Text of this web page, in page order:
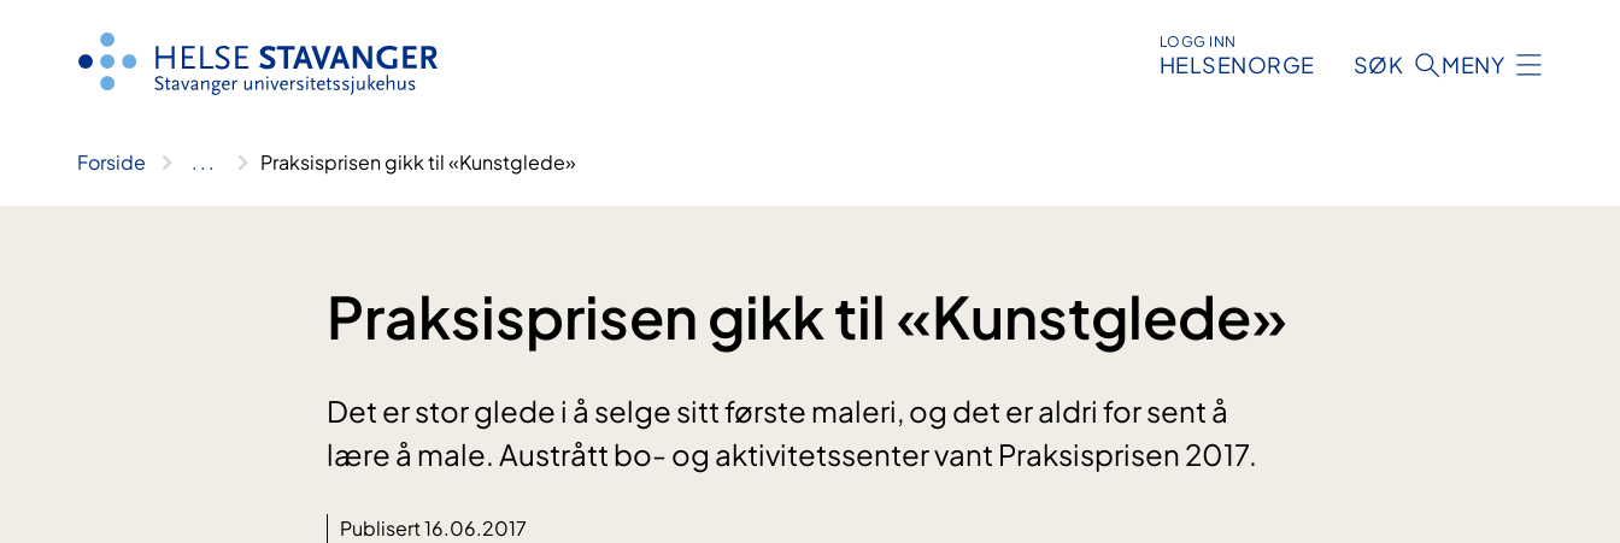
LOGG INN
HELSENORGE SØK MENY
Forside .. . Praksisprisen gikk til «Kunstglede»
Praksisprisen gikk til «Kunstglede»
Det er stor glede i å selge sitt første maleri, og det er aldri for sent å
lære å male. Austrått bo- og aktivitetssenter vant Praksisprisen 2017.
Publisert 16.06.2017